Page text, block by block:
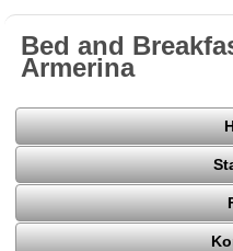
Bed and
Armerina